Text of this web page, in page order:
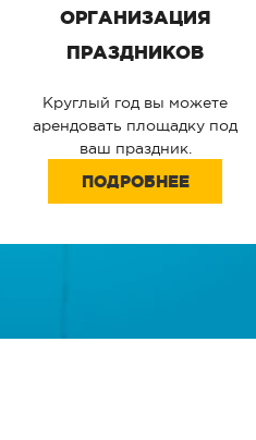
ОРГАНИЗАЦИЯ
ПРАЗДНИКОВ
Круглый год вы можете
арендовать площадку под
ваш праздник.
ПОДРОБНЕЕ